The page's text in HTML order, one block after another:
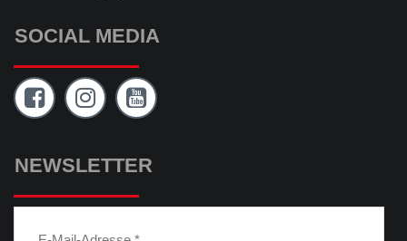
SOCIAL MEDIA
NEWSLETTER